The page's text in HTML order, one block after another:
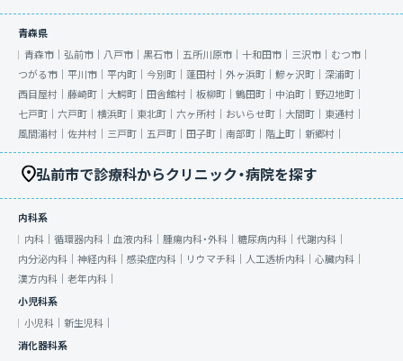
青森県
青森市｜ 弘前市｜ 八戸市｜ 黒石市｜ 五所川原市｜ 十和田市｜ 三沢市｜ むつ市｜
つがる市｜ 平川市｜ 平内町｜ 今別町｜ 蓬田村｜ 外ヶ浜町｜ 鰺ヶ沢町｜ 深浦町｜
西目屋村｜ 藤崎町｜ 大鰐町｜ 田舎館村｜ 板柳町｜ 鶴田町｜ 中泊町｜ 野辺地町｜
七戸町｜ 六戸町｜ 横浜町｜ 東北町｜ 六ヶ所村｜ おいらせ町｜ 大間町｜ 東通村｜
風間浦村｜ 佐井村｜ 三戸町｜ 五戸町｜ 田子町｜ 南部町｜ 階上町｜ 新郷村｜
弘前市で診療科からクリニック・病院を探す
内科系
内科｜ 循環器内科｜ 血液内科｜ 腫瘍内科・外科｜ 糖尿病内科｜ 代謝内科｜
内分泌内科｜ 神経内科｜ 感染症内科｜ リウマチ科｜ 人工透析内科｜ 心臓内科｜
漢方内科｜ 老年内科｜
小児科系
小児科｜ 新生児科｜
消化器科系